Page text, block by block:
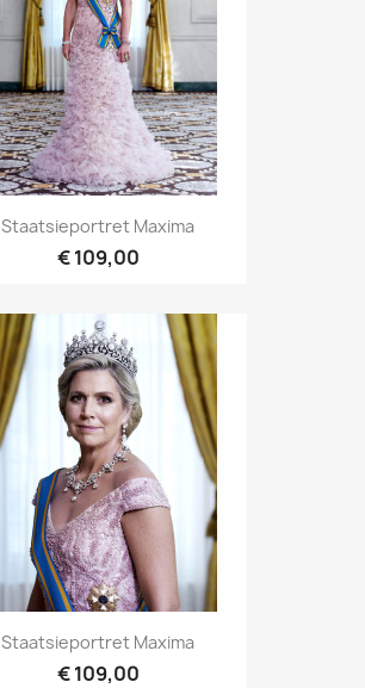
Staatsieportret Maxima
€ 109,00
Staatsieportret Maxima
€ 109,00